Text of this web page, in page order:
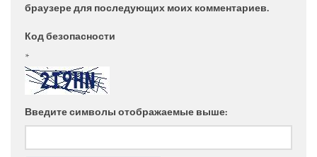
браузере для последующих моих комментариев.
Код безопасности
*
Введите символы отображаемые выше: